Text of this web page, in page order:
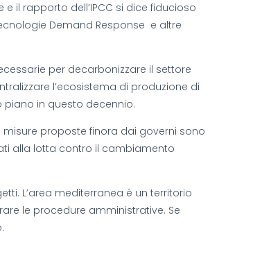
il rapporto dell’IPCC si dice fiducioso
Demand Response e altre
per decarbonizzare il settore
l’ecosistema di produzione di
in questo decennio.
proposte finora dai governi sono
alla lotta contro il cambiamento
L’area mediterranea è un territorio
le procedure amministrative. Se